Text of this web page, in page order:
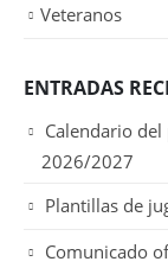
Veteranos
ENTRADAS
Calendario
2026/2027
Plantillas de
Comunicado